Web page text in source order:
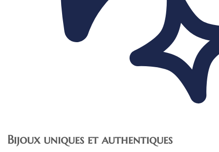
Bijoux uniques et authentiques